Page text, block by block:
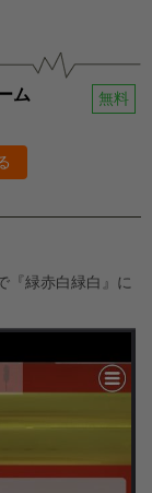
ム 無料
『緑赤白緑白』に